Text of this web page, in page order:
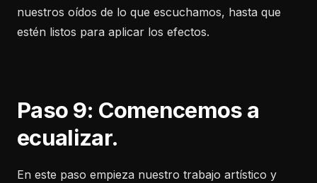
nuestros oídos de lo que escuchamos, hasta que
estén listos para aplicar los efectos.
Paso 9: Comencemos a
ecualizar.
En este paso empieza nuestro trabajo artístico y